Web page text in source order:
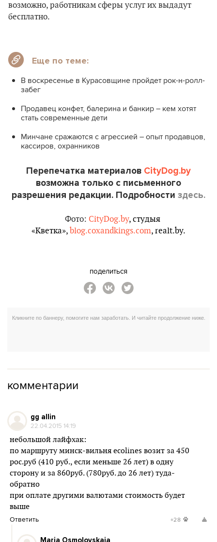
возможно, работникам сферы услуг их выдадут
бесплатно.
Еще по теме:
В воскресенье в Курасовщине пройдет рок-н-ролл-
забег
Продавец конфет, балерина и банкир – кем хотят
стать современные дети
Минчане сражаются с агрессией – опыт продавцов,
кассиров, охранников
Перепечатка материалов CityDog.by
возможна только с письменного
разрешения редакции. Подробности здесь.
Фото: CityDog.by, студыя
«Кветка», blog.coxandkings.com, realt.by.
поделиться
комментарии
gg allin
22.04.2015 14:19
небольшой лайфхак:
по маршруту минск-вильня ecolines возит за 450
рос.руб (410 руб., если меньше 26 лет) в одну
сторону и за 860руб. (780руб. до 26 лет) туда-
обратно
при оплате другими валютами стоимость будет
выше
Ответить +28
Maria Osmolovskaja